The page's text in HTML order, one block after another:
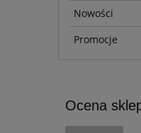
Nowości
Promocje
Ocena